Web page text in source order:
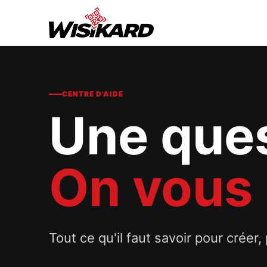
CENTRE D'AIDE
Une
On
Tout ce qu'il faut savoir pour